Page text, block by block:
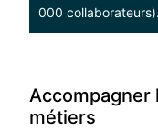
000 collaborateurs)​.
Accompagner
métiers